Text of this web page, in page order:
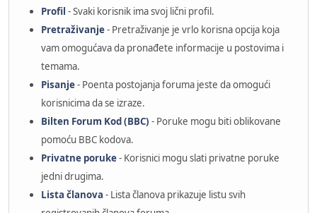
Profil - Svaki korisnik ima svoj lični profil.
Pretraživanje- Pretraživanje je vrlo korisna opcija koja
vam omogućava da pronađete informacije u postovima i
temama.
Pisanje- Poenta postojanja foruma jeste da omogući
korisnicima da se izraze.
Bilten Forum Kod (BBC) - Poruke mogu biti oblikovane
pomoću BBC kodova.
Privatne poruke- Korisnici mogu slati privatne poruke
jedni drugima.
Lista članova - Lista članova prikazuje listu svih